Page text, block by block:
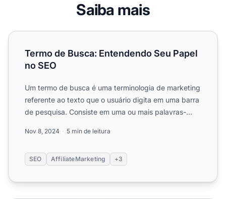
Saiba mais
Termo de Busca: Entendendo Seu Papel no SEO
Termo de Busca: Entendendo Seu Papel
no SEO
Um termo de busca é uma terminologia de marketing
referente ao texto que o usuário digita em uma barra
de pesquisa. Consiste em uma ou mais palavras-
Nov 8, 2024 5 min de leitura
SEO AffiliateMarketing +3